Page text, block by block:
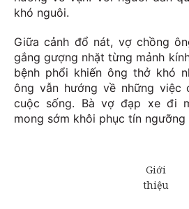
khó nguôi.
Giữa cảnh đổ nát, vợ chồng
gắng gượng nhặt từng mảnh
bệnh phổi khiến ông thở khó
ông vẫn hướng về những việc
cuộc sống. Bà vợ đạp xe đi
mong sớm khôi phục tín